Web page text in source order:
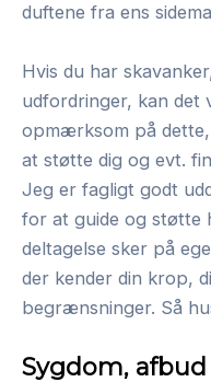
duftene fra ens
Hvis du har
udfordringer, kan det
opmærksom på
at støtte dig og evt.
Jeg er fagligt godt
for at guide og støtte
deltagelse sker på
der kender din krop,
begrænsninger. Så
Sygdom,